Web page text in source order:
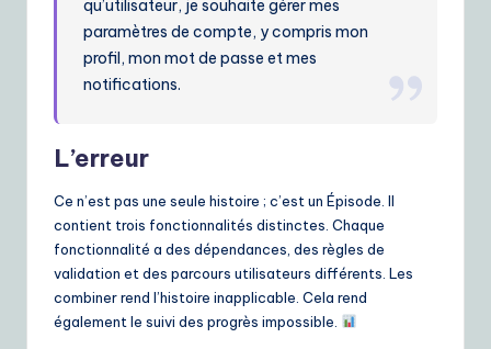
qu’utilisateur, je souhaite gérer mes
paramètres de compte, y compris mon
profil, mon mot de passe et mes
notifications.
L’erreur
Ce n’est pas une seule histoire ; c’est un Épisode. Il
contient trois fonctionnalités distinctes. Chaque
fonctionnalité a des dépendances, des règles de
validation et des parcours utilisateurs différents. Les
combiner rend l’histoire inapplicable. Cela rend
également le suivi des progrès impossible.